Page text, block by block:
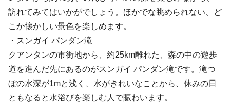
訪れてみてはいかがでしょう。ほかでな眺められない、ど
こか懐かしい景色を楽しめます。
・スンガイ パンダン滝
クアンタンの市街地から、約25km離れた、森の中の遊歩
道を進んだ先にあるのがスンガイ パンダン滝です。滝つ
ぼの水深が1mと浅く、水がきれいなことから、休みの日
ともなると水浴びを楽しむ人で賑わいます。